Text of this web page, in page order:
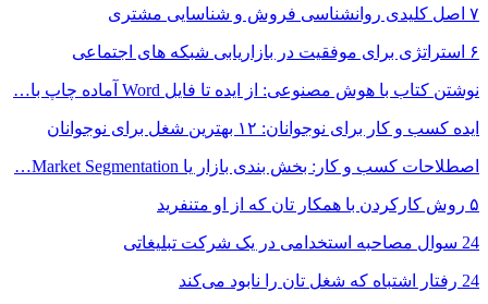
۷ اصل کلیدی روانشناسی فروش و شناسایی مشتری
۶ استراتژی برای موفقیت در بازاریابی شبکه های اجتماعی
نوشتن کتاب با هوش مصنوعی: از ایده تا فایل Word آماده چاپ با…
ایده کسب و کار برای نوجوانان: ۱۲ بهترین شغل برای نوجوانان
اصطلاحات کسب و کار: بخش بندی بازار یا Market Segmentation…
۵ روش کارکردن با همکار تان که از او متنفرید
24 سوال مصاحبه استخدامی در یک شرکت تبلیغاتی
24 رفتار اشتباه که شغل تان را نابود می‌کند